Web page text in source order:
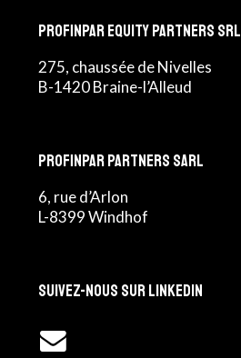
Profinpar Equity Partners srl
275, chaussée de Nivelles
B-1420 Braine-l’Alleud
Profinpar Partners sarl
6, rue d’Arlon
L-8399 Windhof
Suivez-nous sur Linkedin